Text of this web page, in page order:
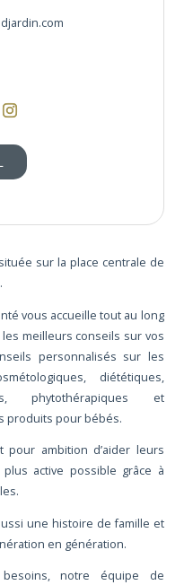
twitter.com/Pharmacie06
https://www.instagram.com/
sur la place centrale de
vous accueille tout au long
meilleurs conseils sur vos
personnalisés sur les
diététiques,
phytothérapiques et
produits pour bébés.
ambition d’aider leurs
active possible grâce à
une histoire de famille et
en génération.
notre équipe de